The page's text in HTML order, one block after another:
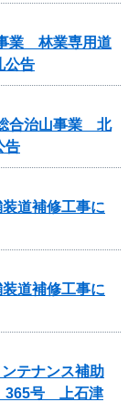
業 林業専用道
公告
合治山事業 北
告
道補修工事に
道補修工事に
テナンス補助
365号 上石津